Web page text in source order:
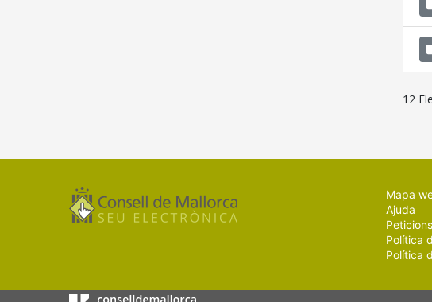
12
Mapa
Ajuda
Política
Política